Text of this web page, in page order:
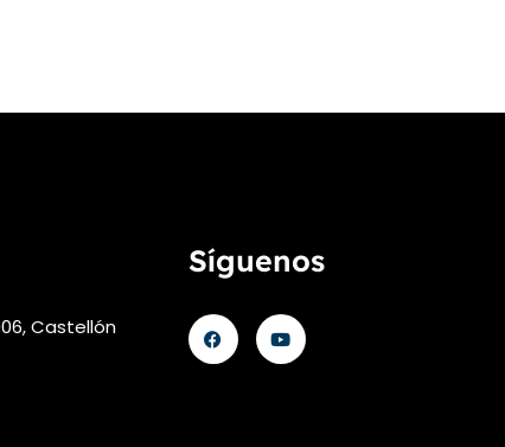
Castellón
Síguenos